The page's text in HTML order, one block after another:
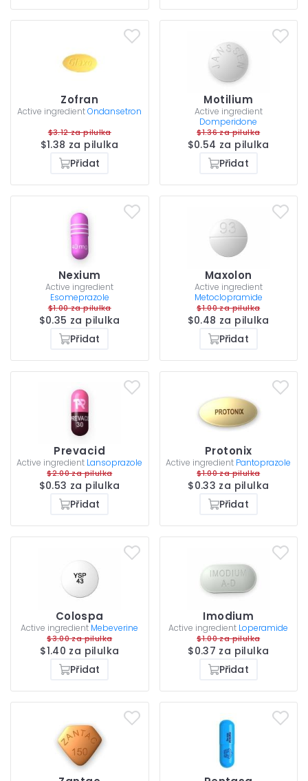
Zofran
Active ingredientOndansetron
$3.12 za pilulka
$1.38 za pilulka
Přidat
Motilium
Active ingredient
Domperidone
$1.36 za pilulka
$0.54 za pilulka
Přidat
Nexium
Active ingredient
Esomeprazole
$1.00 za pilulka
$0.35 za pilulka
Přidat
Maxolon
Active ingredient
Metoclopramide
$1.00 za pilulka
$0.48 za pilulka
Přidat
Prevacid
Active ingredient Lansoprazole
$2.00 za pilulka
$0.53 za pilulka
Přidat
Protonix
Active ingredient Pantoprazole
$1.00 za pilulka
$0.33 za pilulka
Přidat
Colospa
Active ingredient Mebeverine
$3.00 za pilulka
$1.40 za pilulka
Přidat
Imodium
Active ingredient Loperamide
$1.00 za pilulka
$0.37 za pilulka
Přidat